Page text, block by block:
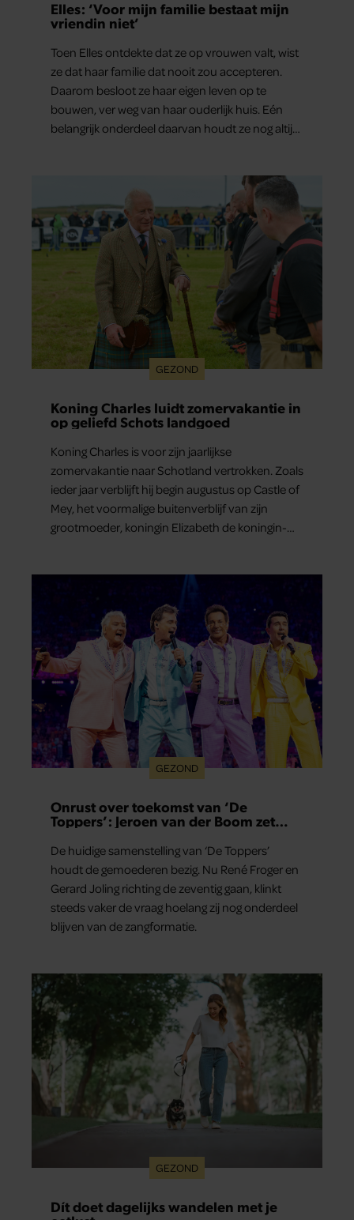
Elles: ‘Voor mijn familie bestaat mijn
vriendin niet’
Toen Elles ontdekte dat ze op vrouwen valt, wist
ze dat haar familie dat nooit zou accepteren.
Daarom besloot ze haar eigen leven op te
bouwen, ver weg van haar ouderlijk huis. Eén
belangrijk onderdeel daarvan houdt ze nog altijd
GEZOND
Koning Charles luidt zomervakantie in
op geliefd Schots landgoed
Koning Charles is voor zijn jaarlijkse
zomervakantie naar Schotland vertrokken. Zoals
ieder jaar verblijft hij begin augustus op Castle of
Mey, het voormalige buitenverblijf van zijn
grootmoeder, koningin Elizabeth de koningin-
GEZOND
Onrust over toekomst van ‘De
Toppers’: Jeroen van der Boom zet
De huidige samenstelling van ‘De Toppers’
houdt de gemoederen bezig. Nu René Froger en
Gerard Joling richting de zeventig gaan, klinkt
steeds vaker de vraag hoelang zij nog onderdeel
blijven van de zangformatie.
GEZOND
Dít doet dagelijks wandelen met je